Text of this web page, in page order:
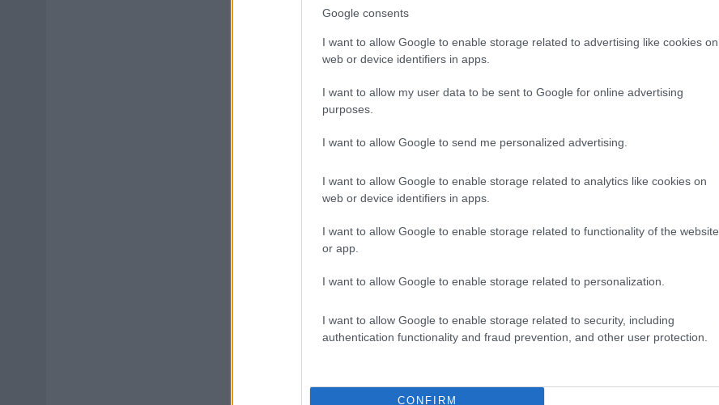
Google consents
I want to allow Google to enable storage related to advertising like cookies on
web or device identifiers in apps.
I want to allow my user data to be sent to Google for online advertising
purposes.
I want to allow Google to send me personalized advertising.
I want to allow Google to enable storage related to analytics like cookies on
web or device identifiers in apps.
I want to allow Google to enable storage related to functionality of the website
or app.
I want to allow Google to enable storage related to personalization.
I want to allow Google to enable storage related to security, including
authentication functionality and fraud prevention, and other user protection.
CONFIRM